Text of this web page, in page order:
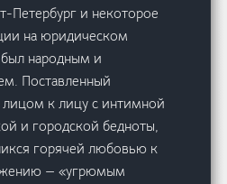
Петербург и некоторое
на юридическом
был народным и
Поставленный
лицом к лицу с интимной
и городской бедноты,
горячей любовью к
— «угрюмым